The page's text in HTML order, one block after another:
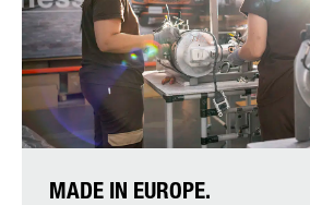
IHRE NACHRICHT (OPTIONAL)
MADE IN EUROPE.